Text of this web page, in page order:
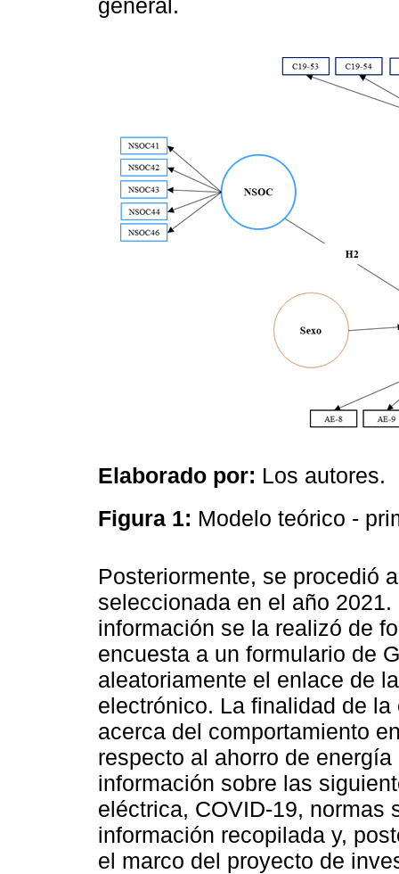
general.
Elaborado por: Los autores.
Figura 1: Modelo teórico -
Posteriormente, se procedió
seleccionada en el año
información se la realizó de
encuesta a un formulario de
aleatoriamente el enlace de
electrónico. La finalidad de
acerca del comportamiento
respecto al ahorro de
información sobre las
eléctrica, COVID-19, normas
información recopilada y,
el marco del proyecto de